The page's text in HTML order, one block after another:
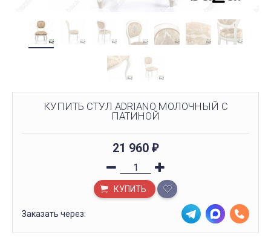
КУПИТЬ СТУЛ ADRIANO МОЛОЧНЫЙ С
ПАТИНОЙ
21 960 ₽
КУПИТЬ
Заказать через: